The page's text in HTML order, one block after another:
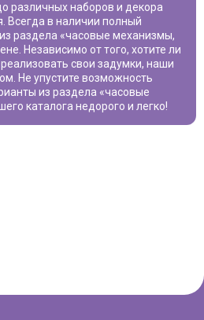
различных наборов и декора
Всегда в наличии полный
раздела «часовые механизмы,
Независимо от того, хотите ли
свои задумки, наши
Не упустите возможность
из раздела «часовые
каталога недорого и легко!